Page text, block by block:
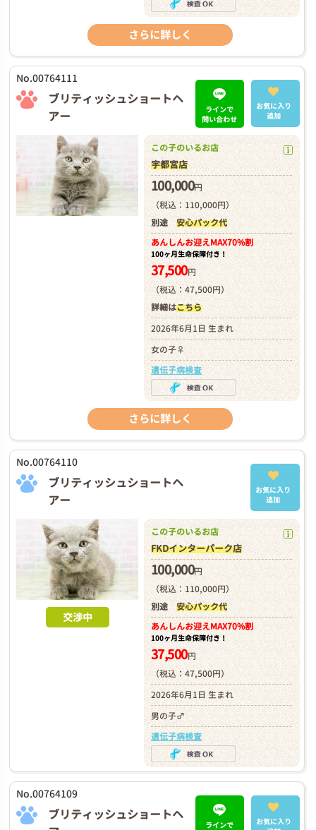
さらに詳しく
No.00764111
ブリティッシュショートヘ
アー
ラインで
問い合わせ
お気に入り
追加
この子のいるお店
宇都宮店
100,000円
（税込：110,000円）
別途 安心パック代
あんしんお迎えMAX70%割
100ヶ月生命保障付き！
37,500円
（税込：47,500円）
詳細はこちら
2026年6月1日 生まれ
女の子♀
遺伝子病検査
さらに詳しく
No.00764110
ブリティッシュショートヘ
アー
お気に入り
追加
交渉中
この子のいるお店
FKDインターパーク店
100,000円
（税込：110,000円）
別途 安心パック代
あんしんお迎えMAX70%割
100ヶ月生命保障付き！
37,500円
（税込：47,500円）
2026年6月1日 生まれ
男の子♂
遺伝子病検査
No.00764109
ブリティッシュショートヘ
ラインで
お気に入り